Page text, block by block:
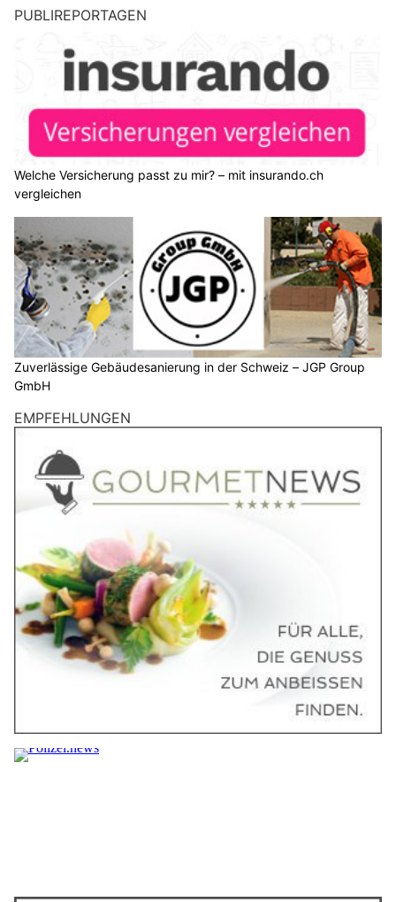
PUBLIREPORTAGEN
Welche Versicherung passt zu mir? – mit insurando.ch
vergleichen
Zuverlässige Gebäudesanierung in der Schweiz – JGP Group
GmbH
EMPFEHLUNGEN